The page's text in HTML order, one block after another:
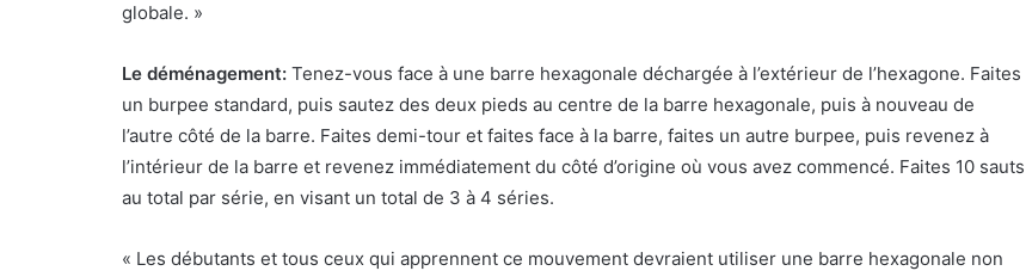
globale. »
Le déménagement: Tenez-vous face à une barre hexagonale déchargée à l’extérieur de l’hexagone. Faites
un burpee standard, puis sautez des deux pieds au centre de la barre hexagonale, puis à nouveau de
l’autre côté de la barre. Faites demi-tour et faites face à la barre, faites un autre burpee, puis revenez à
l’intérieur de la barre et revenez immédiatement du côté d’origine où vous avez commencé. Faites 10 sauts
au total par série, en visant un total de 3 à 4 séries.
« Les débutants et tous ceux qui apprennent ce mouvement devraient utiliser une barre hexagonale non